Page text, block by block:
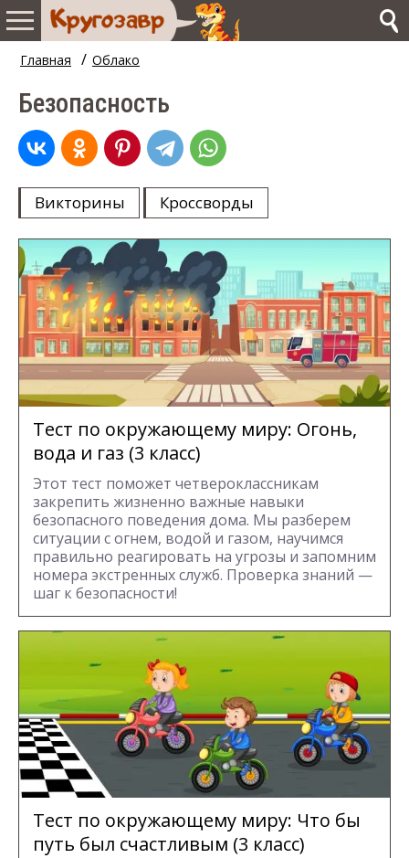
Главная / Облако
Безопасность
Викторины Кроссворды
Тест по окружающему миру: Огонь,
вода и газ (3 класс)
Этот тест поможет четвероклассникам
закрепить жизненно важные навыки
безопасного поведения дома. Мы разберем
ситуации с огнем, водой и газом, научимся
правильно реагировать на угрозы и запомним
номера экстренных служб. Проверка знаний —
шаг к безопасности!
Тест по окружающему миру: Что бы
путь был счастливым (3 класс)